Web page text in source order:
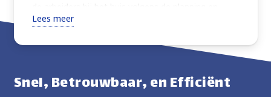
de arbeiders bij het huis volgens de planning en
verhuisden alles wat ik vroeg met extra zorg. Zeer
vriendelijk, altijd vragend om instructies of advies
over de beste manier om verder te gaan. Goede
de service opnieuw gebruiken.
Lees meer
Snel, Betrouwbaar, en Efficiënt